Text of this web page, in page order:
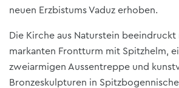
neuen Erzbistums Vaduz erhoben.
Die Kirche aus Naturstein
markanten Frontturm mit Spitzhelm,
zweiarmigen Aussentreppe und
Bronzeskulpturen in